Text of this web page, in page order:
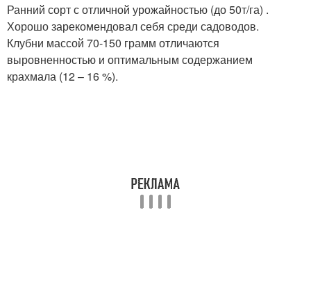
Ранний сорт с отличной урожайностью (до 50т/га) .
Хорошо зарекомендовал себя среди садоводов.
Клубни массой 70-150 грамм отличаются
выровненностью и оптимальным содержанием
крахмала (12 – 16 %).